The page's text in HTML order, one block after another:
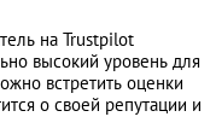
на Trustpilot
высокий уровень для
встретить оценки
о своей репутации и